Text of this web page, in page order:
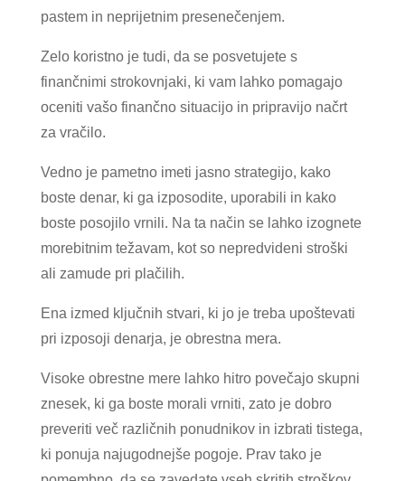
pastem in neprijetnim presenečenjem.
Zelo koristno je tudi, da se posvetujete s
finančnimi strokovnjaki, ki vam lahko pomagajo
oceniti vašo finančno situacijo in pripravijo načrt
za vračilo.
Vedno je pametno imeti jasno strategijo, kako
boste denar, ki ga izposodite, uporabili in kako
boste posojilo vrnili. Na ta način se lahko izognete
morebitnim težavam, kot so nepredvideni stroški
ali zamude pri plačilih.
Ena izmed ključnih stvari, ki jo je treba upoštevati
pri izposoji denarja, je obrestna mera.
Visoke obrestne mere lahko hitro povečajo skupni
znesek, ki ga boste morali vrniti, zato je dobro
preveriti več različnih ponudnikov in izbrati tistega,
ki ponuja najugodnejše pogoje. Prav tako je